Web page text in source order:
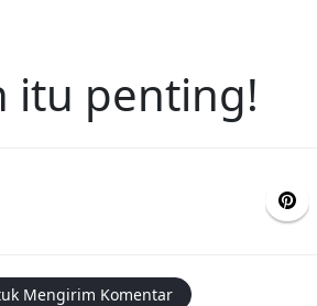
itu penting!
Mengirim Komentar